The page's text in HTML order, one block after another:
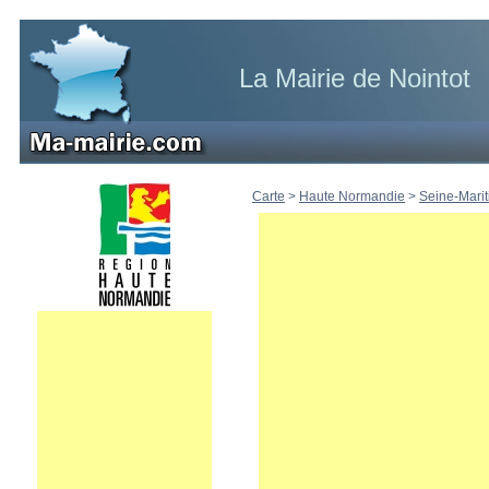
La Mairie de Nointot
Carte > Haute Normandie > Seine-